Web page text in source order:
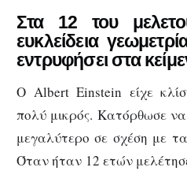
Στα 12 του
ευκλείδεια
εντρυφήσει στα
Ο Albert Einstein είχε
πολύ μικρός. Κατόρθωσε
μεγαλύτερο σε σχέση με
Όταν ήταν 12 ετών